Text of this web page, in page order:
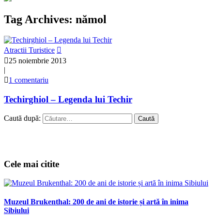
Tag Archives: nămol
Atractii Turistice
25 noiembrie 2013
|
1 comentariu
Techirghiol – Legenda lui Techir
Caută după:
Cele mai citite
Muzeul Brukenthal: 200 de ani de istorie și artă în inima
Sibiului